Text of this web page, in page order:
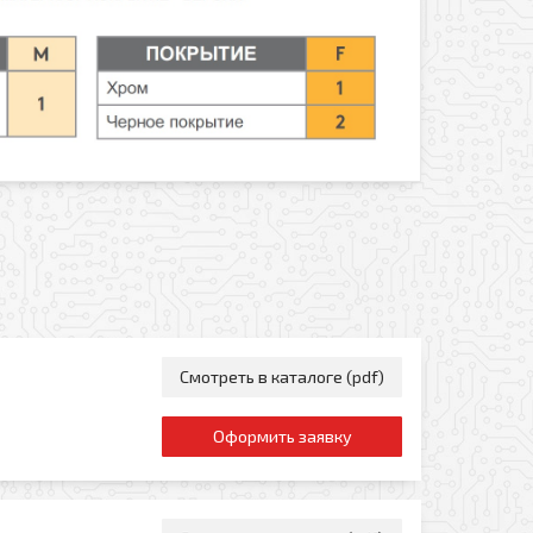
Смотреть в каталоге (pdf)
Оформить заявку
Отправить